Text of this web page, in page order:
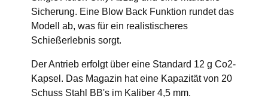
Sicherung. Eine Blow Back Funktion rundet das
Modell ab, was für ein realistischeres
Schießerlebnis sorgt.
Der Antrieb erfolgt über eine Standard 12 g Co2-
Kapsel. Das Magazin hat eine Kapazität von 20
Schuss Stahl BB's im Kaliber 4,5 mm.